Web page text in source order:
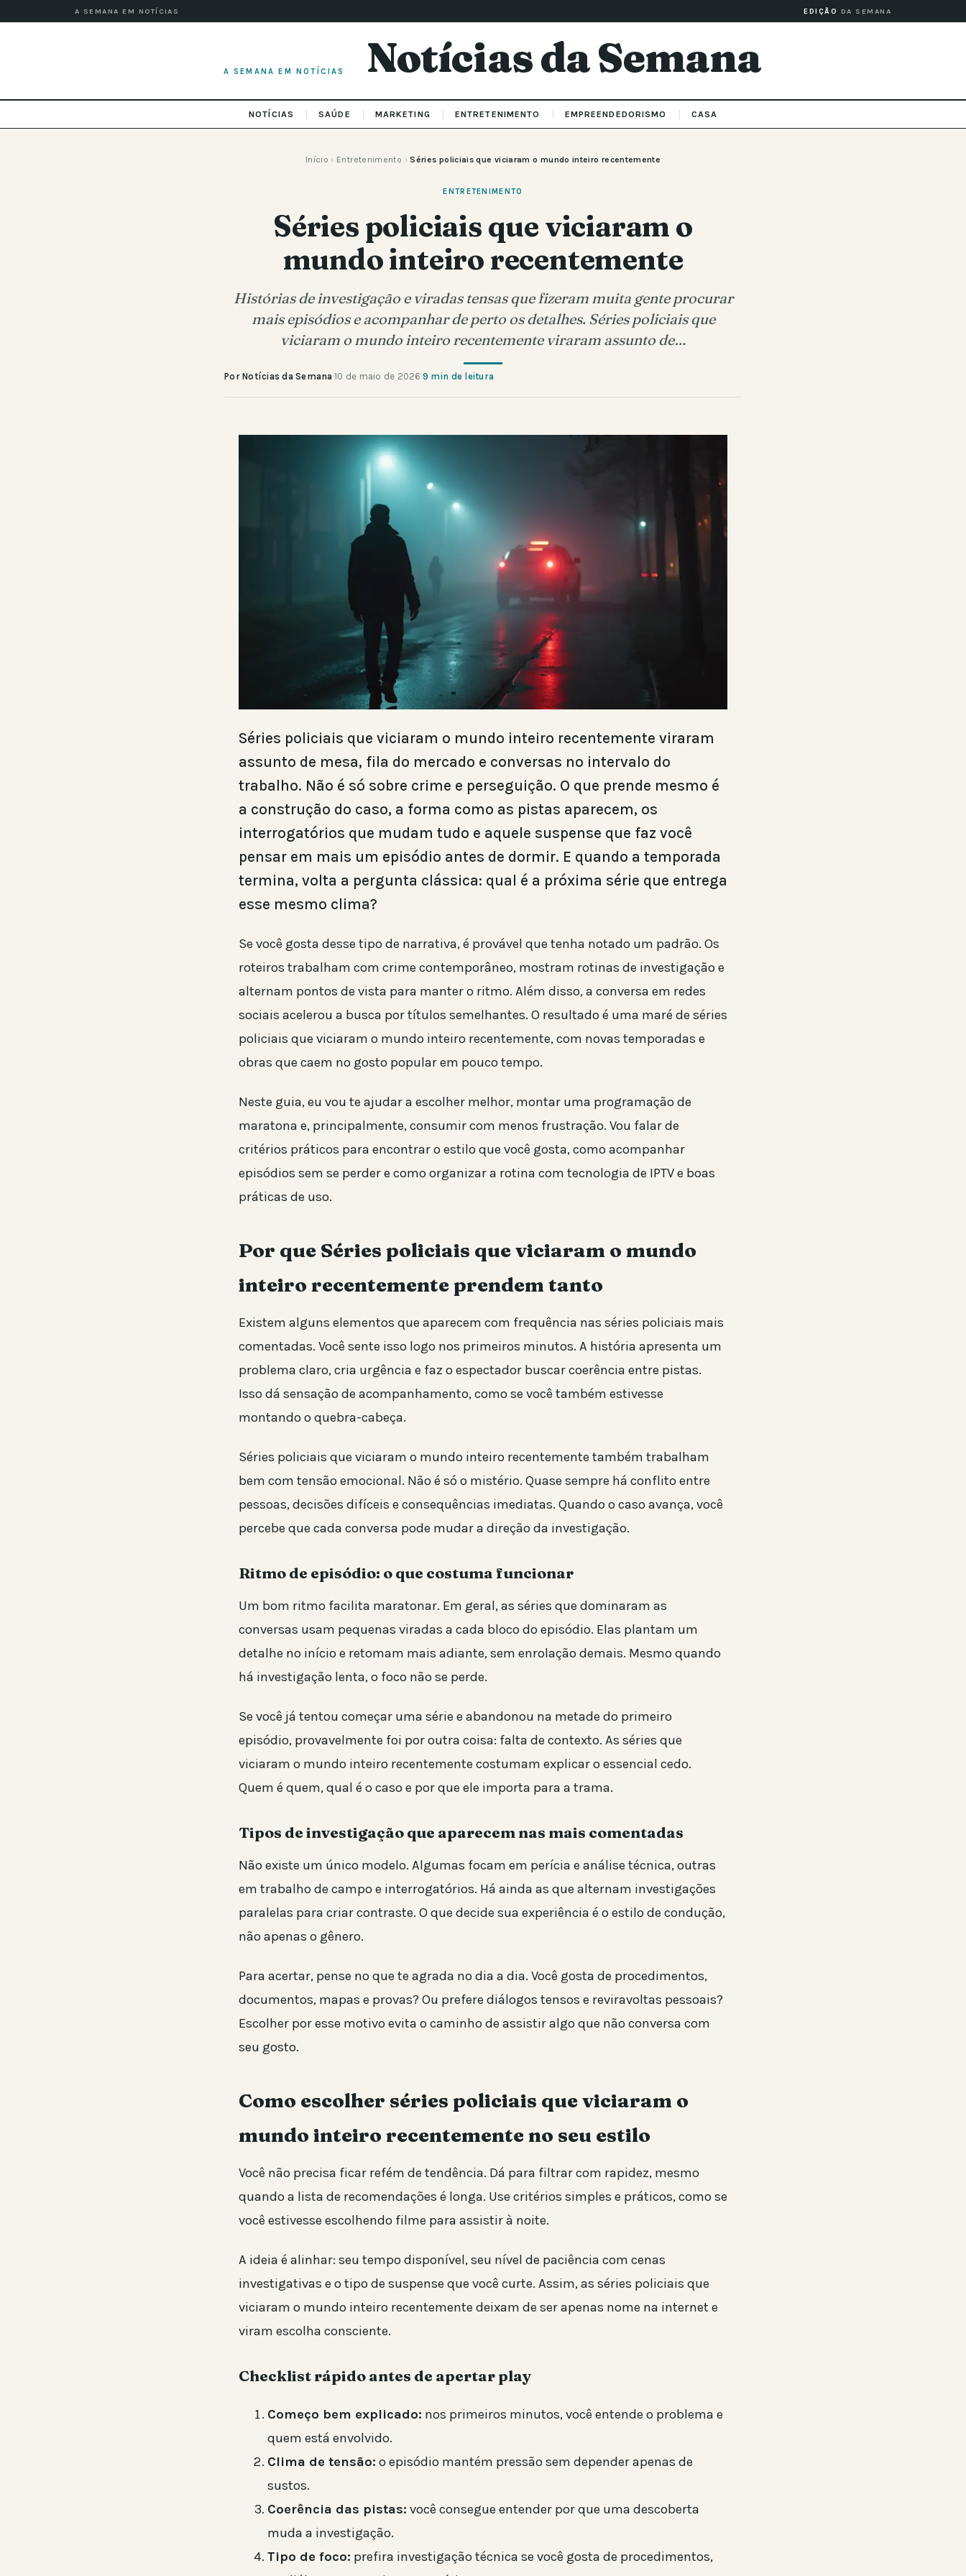
A SEMANA EM NOTÍCIAS EDIÇÃO DA SEMANA
A SEMANA EM NOTÍCIAS Notícias da Semana
NOTÍCIAS SAÚDE MARKETING ENTRETENIMENTO EMPREENDEDORISMO CASA
Início › Entretenimento › Séries policiais que viciaram o mundo inteiro recentemente
ENTRETENIMENTO
Séries policiais que viciaram o
mundo inteiro recentemente
Histórias de investigação e viradas tensas que fizeram muita gente procurar
mais episódios e acompanhar de perto os detalhes. Séries policiais que
viciaram o mundo inteiro recentemente viraram assunto de…
Por Notícias da Semana ·10 de maio de 2026 ·9 min de leitura
Séries policiais que viciaram o mundo inteiro recentemente viraram
assunto de mesa, fila do mercado e conversas no intervalo do
trabalho. Não é só sobre crime e perseguição. O que prende mesmo é
a construção do caso, a forma como as pistas aparecem, os
interrogatórios que mudam tudo e aquele suspense que faz você
pensar em mais um episódio antes de dormir. E quando a temporada
termina, volta a pergunta clássica: qual é a próxima série que entrega
esse mesmo clima?
Se você gosta desse tipo de narrativa, é provável que tenha notado um padrão. Os
roteiros trabalham com crime contemporâneo, mostram rotinas de investigação e
alternam pontos de vista para manter o ritmo. Além disso, a conversa em redes
sociais acelerou a busca por títulos semelhantes. O resultado é uma maré de séries
policiais que viciaram o mundo inteiro recentemente, com novas temporadas e
obras que caem no gosto popular em pouco tempo.
Neste guia, eu vou te ajudar a escolher melhor, montar uma programação de
maratona e, principalmente, consumir com menos frustração. Vou falar de
critérios práticos para encontrar o estilo que você gosta, como acompanhar
episódios sem se perder e como organizar a rotina com tecnologia de IPTV e boas
práticas de uso.
Por que Séries policiais que viciaram o mundo
inteiro recentemente prendem tanto
Existem alguns elementos que aparecem com frequência nas séries policiais mais
comentadas. Você sente isso logo nos primeiros minutos. A história apresenta um
problema claro, cria urgência e faz o espectador buscar coerência entre pistas.
Isso dá sensação de acompanhamento, como se você também estivesse
montando o quebra-cabeça.
Séries policiais que viciaram o mundo inteiro recentemente também trabalham
bem com tensão emocional. Não é só o mistério. Quase sempre há conflito entre
pessoas, decisões difíceis e consequências imediatas. Quando o caso avança, você
percebe que cada conversa pode mudar a direção da investigação.
Ritmo de episódio: o que costuma funcionar
Um bom ritmo facilita maratonar. Em geral, as séries que dominaram as
conversas usam pequenas viradas a cada bloco do episódio. Elas plantam um
detalhe no início e retomam mais adiante, sem enrolação demais. Mesmo quando
há investigação lenta, o foco não se perde.
Se você já tentou começar uma série e abandonou na metade do primeiro
episódio, provavelmente foi por outra coisa: falta de contexto. As séries que
viciaram o mundo inteiro recentemente costumam explicar o essencial cedo.
Quem é quem, qual é o caso e por que ele importa para a trama.
Tipos de investigação que aparecem nas mais comentadas
Não existe um único modelo. Algumas focam em perícia e análise técnica, outras
em trabalho de campo e interrogatórios. Há ainda as que alternam investigações
paralelas para criar contraste. O que decide sua experiência é o estilo de condução,
não apenas o gênero.
Para acertar, pense no que te agrada no dia a dia. Você gosta de procedimentos,
documentos, mapas e provas? Ou prefere diálogos tensos e reviravoltas pessoais?
Escolher por esse motivo evita o caminho de assistir algo que não conversa com
seu gosto.
Como escolher séries policiais que viciaram o
mundo inteiro recentemente no seu estilo
Você não precisa ficar refém de tendência. Dá para filtrar com rapidez, mesmo
quando a lista de recomendações é longa. Use critérios simples e práticos, como se
você estivesse escolhendo filme para assistir à noite.
A ideia é alinhar: seu tempo disponível, seu nível de paciência com cenas
investigativas e o tipo de suspense que você curte. Assim, as séries policiais que
viciaram o mundo inteiro recentemente deixam de ser apenas nome na internet e
viram escolha consciente.
Checklist rápido antes de apertar play
Começo bem explicado: nos primeiros minutos, você entende o problema e
quem está envolvido.
Clima de tensão: o episódio mantém pressão sem depender apenas de
sustos.
Coerência das pistas: você consegue entender por que uma descoberta
muda a investigação.
Tipo de foco: prefira investigação técnica se você gosta de procedimentos,